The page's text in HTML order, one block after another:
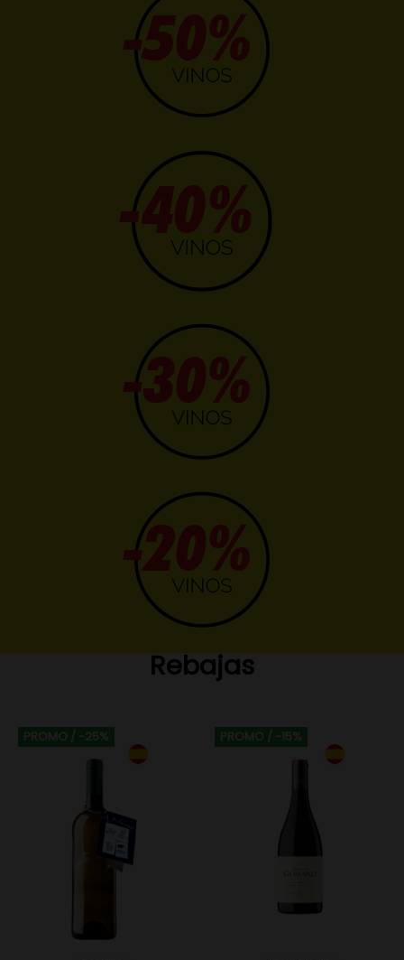
Rebajas
PROMO / -25% PROMO / -15%